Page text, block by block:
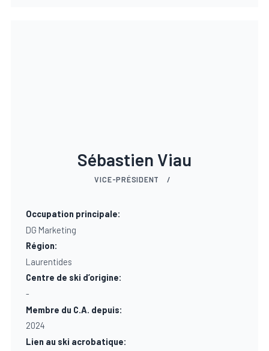
Sébastien Viau
VICE-PRÉSIDENT /
Occupation principale:
DG Marketing
Région:
Laurentides
Centre de ski d’origine:
-
Membre du C.A. depuis:
2024
Lien au ski acrobatique: